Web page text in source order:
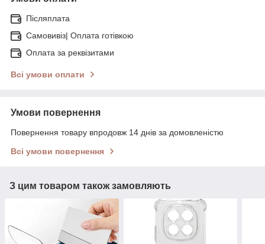
Післяплата
Самовивіз| Оплата готівкою
Оплата за реквізитами
Всі умови оплати
Умови повернення
Повернення товару впродовж 14 днів за домовленістю
Всі умови повернення
З цим товаром також замовляють